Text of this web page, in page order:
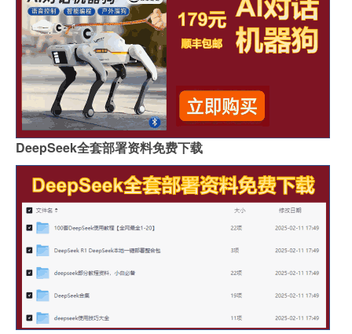
DeepSeek全套部署资料免费下载